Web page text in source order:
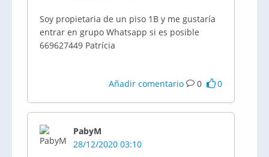
Soy propietaria de un piso 1B y me gustaría
entrar en grupo Whatsapp si es posible
669627449 Patrícia
Añadir comentario 0 0
PabyM
28/12/2020 03:10